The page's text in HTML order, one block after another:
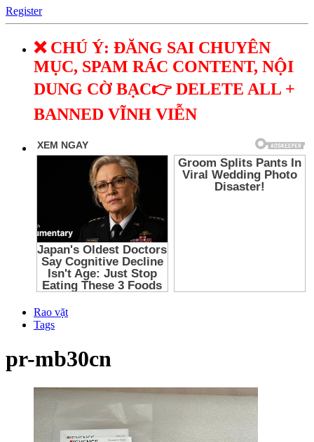
Register
❌ CHÚ Ý: ĐĂNG SAI CHUYÊN
MỤC, SPAM RÁC CONTENT, NỘI
DUNG CỜ BẠC👉 DELETE ALL +
BANNED VĨNH VIỄN
Rao vặt
Tags
pr-mb30cn